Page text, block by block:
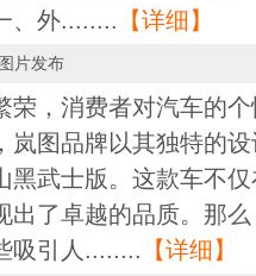
、外........ 【详细】
片发布
，消费者对汽车的个
岚图品牌以其独特的
黑武士版。这款车不
出了卓越的品质。那
吸引人........ 【详细】